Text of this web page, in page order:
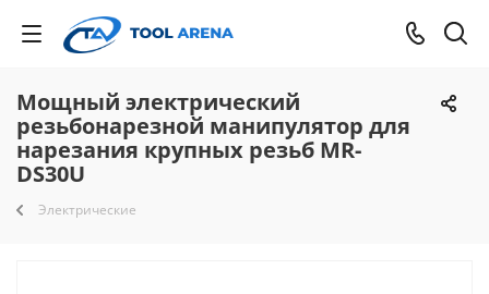
Мощный электрический
резьбонарезной манипулятор для
нарезания крупных резьб MR-
DS30U
Электрические